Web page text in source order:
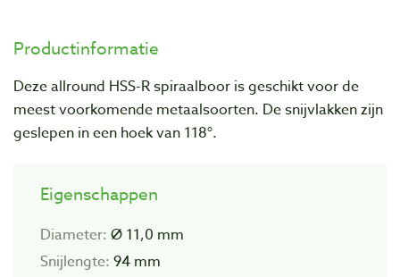
Productinformatie
Deze allround HSS-R spiraalboor is geschikt voor de
meest voorkomende metaalsoorten. De snijvlakken zijn
geslepen in een hoek van 118°.
Eigenschappen
Diameter: Ø 11,0 mm
Snijlengte: 94 mm